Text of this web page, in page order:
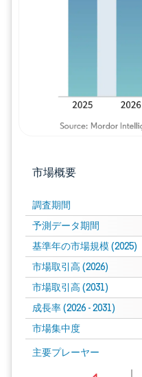
市場概要
調査期間
予測データ期間
基準年の市場規模 (2025)
市場取引高 (2026)
市場取引高 (2031)
成長率 (2026 - 2031)
市場集中度
主要プレーヤー
画像 © Mordor Intelligence。